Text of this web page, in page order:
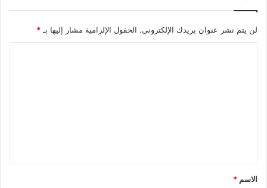
لن يتم نشر عنوان بريدك الإلكتروني. الحقول الإلزامية مشار إليها بـ*
*
الاسم *